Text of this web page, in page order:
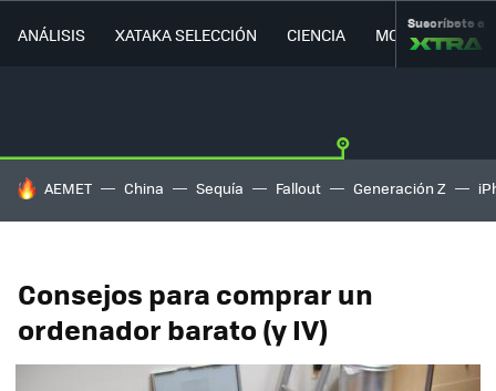
ANÁLISIS XATAKA SELECCIÓN CIENCIA MOVILIDAD
Suscríbete a
HOY SE HABLA DE
AEMET China Sequía Fallout Generación Z
Consejos para comprar un
ordenador barato (y IV)